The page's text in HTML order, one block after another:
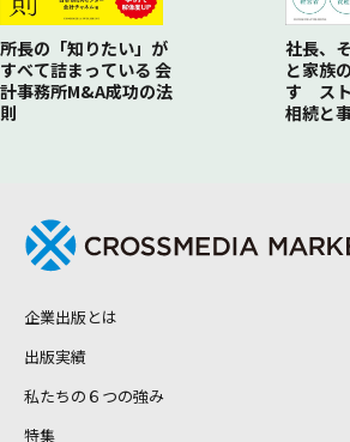
所長の「知りたい」が
すべて詰まっている 会
計事務所M&A成功の法
則
社長、
と家族
す ス
相続と
企業出版とは
出版実績
私たちの６つの強み
特集